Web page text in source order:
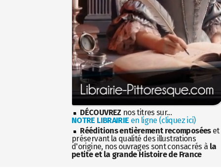
DÉCOUVREZ nos titres sur...
NOTRE LIBRAIRIE en ligne (cliquez ici)
Rééditions entièrement recomposéeset
préservant la qualité des illustrations
d'origine, nos ouvrages sont consacrés à la
petite et la grande Histoire de France